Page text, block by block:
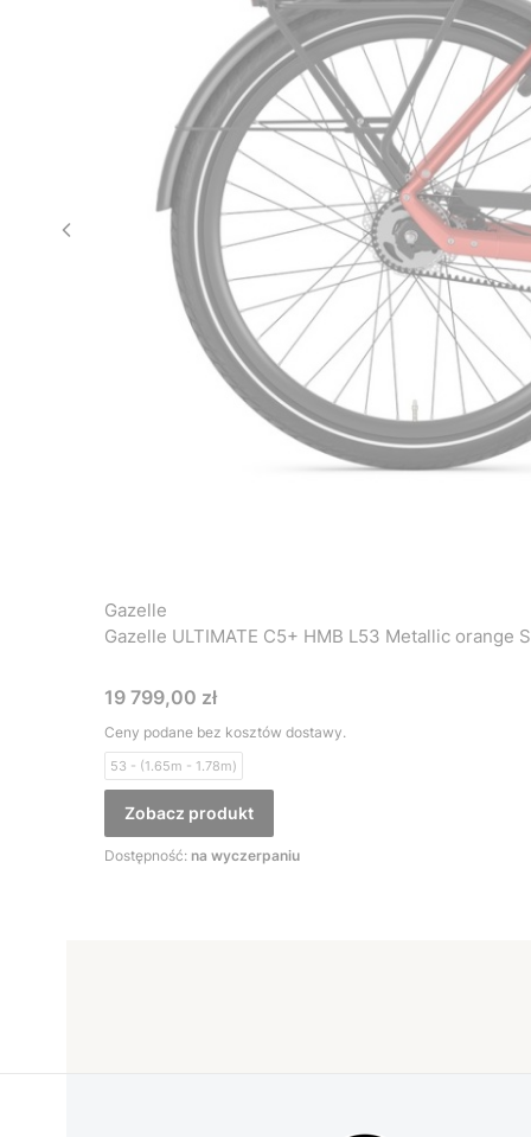
Gazelle ULTIMATE C5+ HMB L53 Metallic orange
Gazelle
Cena
19 799,00 zł
Ceny podane bez kosztów dostawy.
53 - (1.65m - 1.78m)
Zobacz produkt
Dostępność: na wyczerpaniu